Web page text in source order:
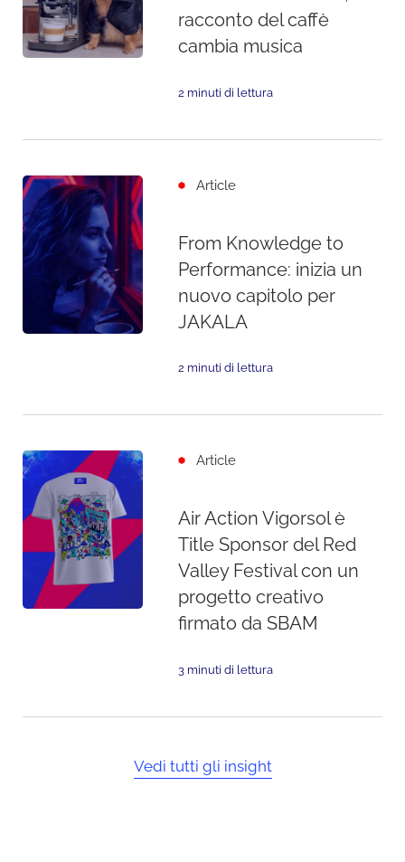
racconto del caffè
cambia musica
2 minuti di lettura
Article
From Knowledge to
Performance: inizia un
nuovo capitolo per
JAKALA
2 minuti di lettura
Article
Air Action Vigorsol è
Title Sponsor del Red
Valley Festival con un
progetto creativo
firmato da SBAM
3 minuti di lettura
Vedi tutti gli insight